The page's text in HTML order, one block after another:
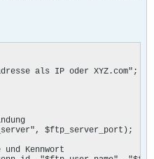
als IP oder XYZ.com";
$ftp_server_port);
Kennwort